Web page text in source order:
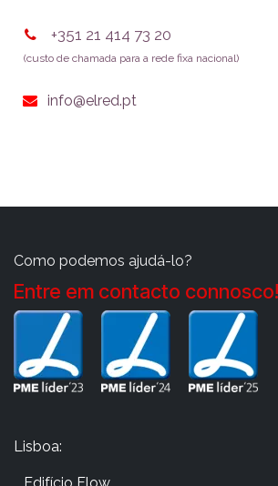
+351 21 414 73 20
(custo de chamada para a rede fixa nacional)
info@elred.pt
Como podemos ajudá-lo?
Entre em contacto connosco!
Lisboa: